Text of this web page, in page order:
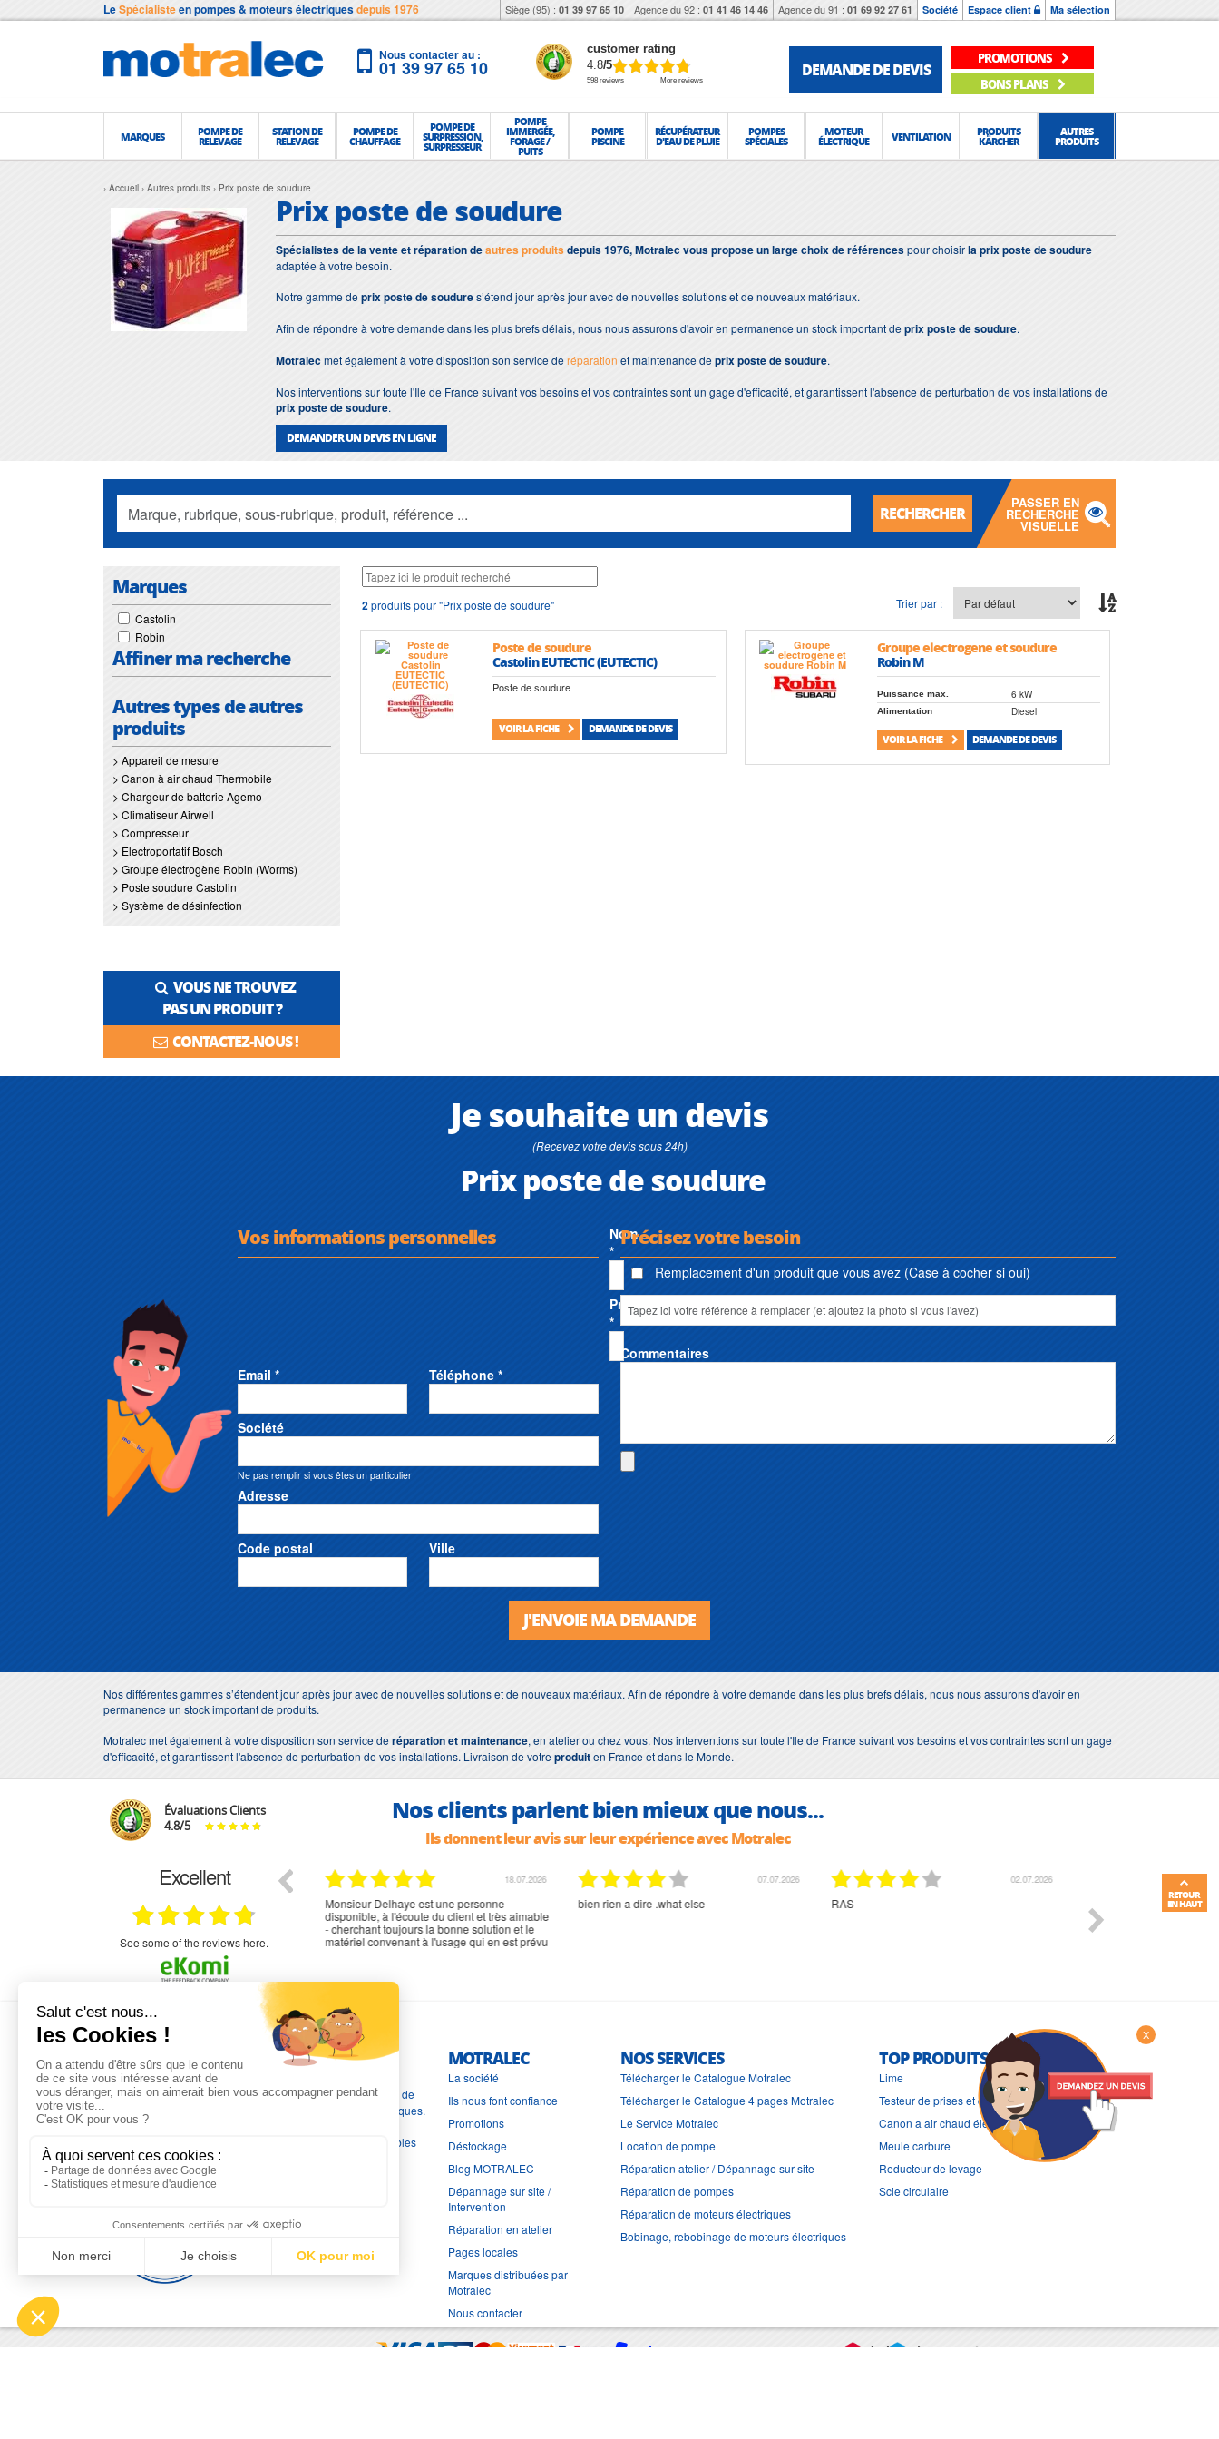
LeSpécialisteen pompes & moteurs électriquesdepuis 1976 Siège (95) : 01 39 97 65 10 Agence du 92 : 01 41 46 14 46 Agence du 91 : 01 69 92 27 61 Société Espace client Ma sélection
Nous contacter au :
01 39 97 65 10
customer rating
4.8/5
598 reviews More reviews
DEMANDE DE DEVIS
PROMOTIONS
BONS PLANS
MARQUES POMPE DE
RELEVAGE
STATION DE
RELEVAGE
POMPE DE
CHAUFFAGE
POMPE DE
SURPRESSION,
SURPRESSEUR
POMPE
IMMERGÉE,
FORAGE /
PUITS
POMPE
PISCINE
RÉCUPÉRATEUR
D'EAU DE PLUIE
POMPES
SPÉCIALES
MOTEUR
ÉLECTRIQUE VENTILATION PRODUITS
KÄRCHER
AUTRES
PRODUITS
Accueil Autres produits Prix poste de soudure
Prix poste de soudure
Spécialistes de la vente et réparation deautres produitsdepuis 1976, Motralec vous propose un large choix de référencespour choisirla prix poste de soudure
adaptée à votre besoin.
Notre gamme deprix poste de soudures’étend jour après jour avec de nouvelles solutions et de nouveaux matériaux.
Afin de répondre à votre demande dans les plus brefs délais, nous nous assurons d'avoir en permanence un stock important deprix poste de soudure.
Motralecmet également à votre disposition son service deréparation et maintenance deprix poste de soudure.
Nos interventions sur toute l'Ile de France suivant vos besoins et vos contraintes sont un gage d'efficacité, et garantissent l'absence de perturbation de vos installations de
prix poste de soudure.
DEMANDER UN DEVIS EN LIGNE
RECHERCHER
PASSER EN
RECHERCHE
VISUELLE
Marques
Castolin
Robin
Affiner ma recherche
Autres types de autres
produits
> Appareil de mesure
> Canon à air chaud Thermobile
> Chargeur de batterie Agemo
> Climatiseur Airwell
> Compresseur
> Electroportatif Bosch
> Groupe électrogène Robin (Worms)
> Poste soudure Castolin
> Système de désinfection
VOUS NE TROUVEZ
PAS UN PRODUIT ?
CONTACTEZ-NOUS !
2produits pour "Prix poste de soudure" Trier par :
Poste de soudure
Castolin EUTECTIC (EUTECTIC)
Poste de soudure
VOIR LA FICHE DEMANDE DE DEVIS
Groupe electrogene et soudure
Robin M
Puissance max. 6 kW
Alimentation Diesel
VOIR LA FICHE DEMANDE DE DEVIS
Je souhaite un devis
(Recevez votre devis sous 24h)
Prix poste de soudure
Vos informations personnelles
Nom
*
Prénom
*
Email * Téléphone *
Société
Ne pas remplir si vous êtes un particulier
Adresse
Code postal Ville
Précisez votre besoin
Remplacement d'un produit que vous avez (Case à cocher si oui)
Commentaires
J'ENVOIE MA DEMANDE
Nos différentes gammes s’étendent jour après jour avec de nouvelles solutions et de nouveaux matériaux. Afin de répondre à votre demande dans les plus brefs délais, nous nous assurons d'avoir en
permanence un stock important de produits.
Motralec met également à votre disposition son service deréparation et maintenance, en atelier ou chez vous. Nos interventions sur toute l'Ile de France suivant vos besoins et vos contraintes sont un gage
d'efficacité, et garantissent l'absence de perturbation de vos installations. Livraison de votreproduiten France et dans le Monde.
Évaluations Clients
4.8/5 Nos clients parlent bien mieux que nous...
Ils donnent leur avis sur leur expérience avec Motralec
Excellent
see some of the reviews here.
07.07.2026
bien rien a dire .what else
02.07.2026
RAS
02.07.2026
rien à signaler, très content
01.07.2026
Commande et délais parfait Très bon suivi et très
L'EXPERTISE MOTRALEC
Depuis 1976, nous sommes
Franceen pompes de relevage, station de relevage, pompe de
chauffage, suppression, forage, immergée et moteurs électriques.
Nous assurons
, tout en travaillant avec les marques les plus fiables
du marché.
MOTRALEC
La société
Ils nous font confiance
Promotions
Déstockage
Blog MOTRALEC
Dépannage sur site /
Intervention
Réparation en atelier
Pages locales
Marques distribuées par
Motralec
Nous contacter
NOS SERVICES
Télécharger le Catalogue Motralec
Télécharger le Catalogue 4 pages Motralec
Le Service Motralec
Location de pompe
Réparation atelier / Dépannage sur site
Réparation de pompes
Réparation de moteurs électriques
Bobinage, rebobinage de moteurs électriques
TOP PRODUITS
Lime
Testeur de prises et de differentiels
Canon a air chaud électrique pas cher
Meule carbure
Reducteur de levage
Scie circulaire
X
RETOUR
EN HAUT